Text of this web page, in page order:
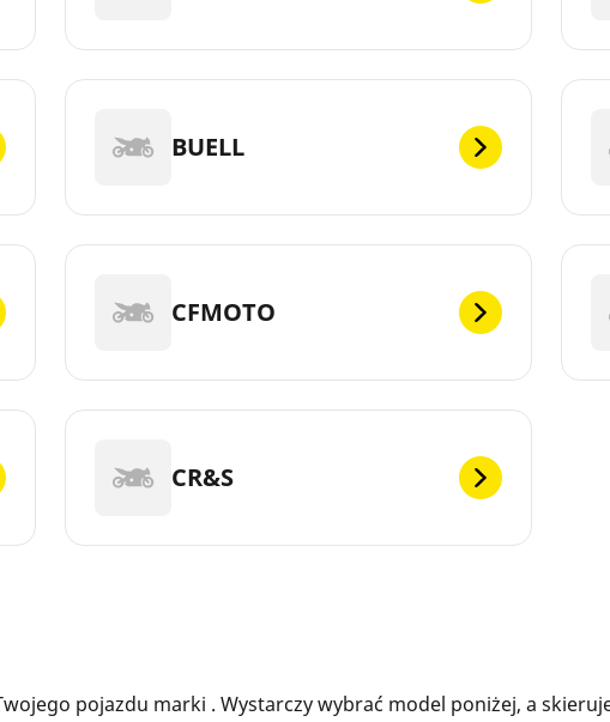
BUELL
CFMOTO
CR&S
pojazdu marki . Wystarczy wybrać model poniżej, a